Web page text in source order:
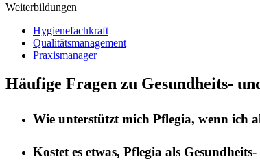
Weiterbildungen
Hygienefachkraft
Qualitätsmanagement
Praxismanager
Häufige Fragen zu Gesundheits-
Wie unterstützt mich Pflegia, wenn ich
Kostet es etwas, Pflegia als